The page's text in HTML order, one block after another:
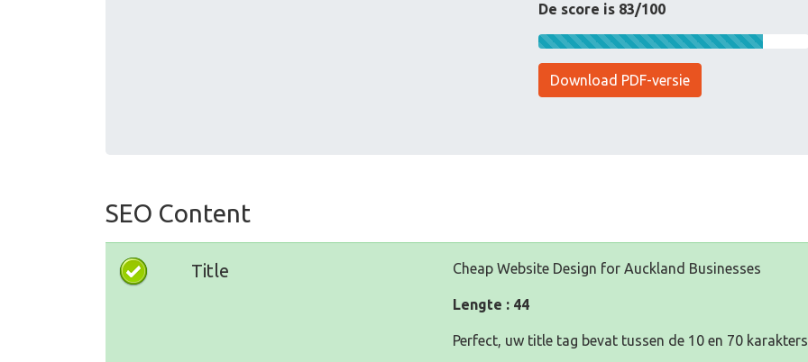
De score is 83/100
Download PDF-versie
SEO Content
Title Cheap Website Design for Auckland Businesses
Lengte : 44
Perfect, uw title tag bevat tussen de 10 en 70